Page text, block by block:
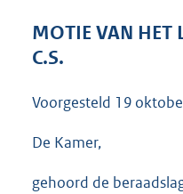
MOTIE VAN HET
C.S.
Voorgesteld 19
De Kamer,
gehoord de